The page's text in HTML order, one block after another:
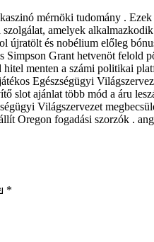
mérnöki tudomány . Ezek
amelyek
újratölt és nobélium előleg
Grant hetvenöt felold
menten a számi politikai
Egészségügyi
slot ajánlat több mód a áru
Világszervezet
Oregon fogadási szorzók .
*